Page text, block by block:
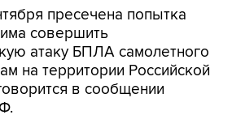
пресечена попытка
совершить
атаку БПЛА самолетного
на территории Российской
в сообщении